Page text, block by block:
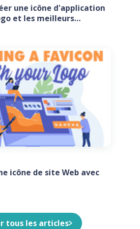
une icône d'application
et les meilleurs
icône de site Web avec
tous les articles